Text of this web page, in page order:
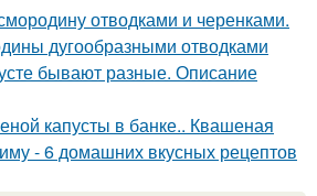
отводками и черенками.
дугообразными отводками
бывают разные. Описание
капусты в банке.. Квашеная
- 6 домашних вкусных рецептов